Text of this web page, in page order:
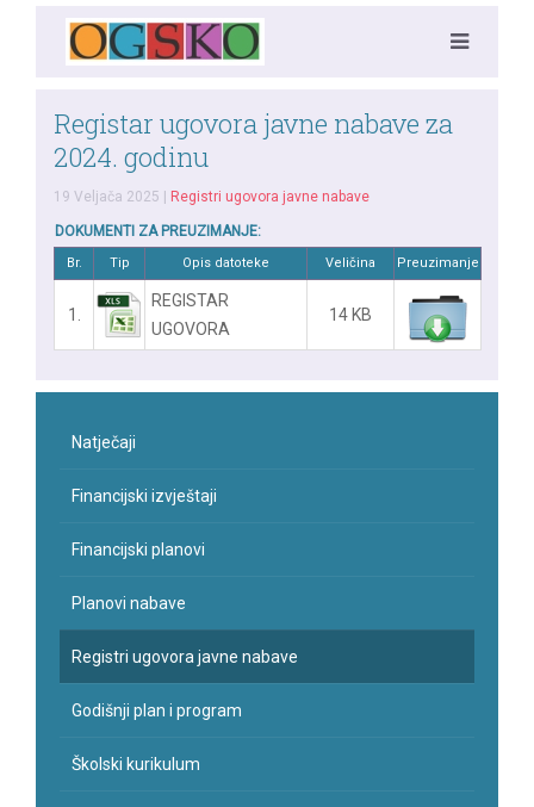
Registar ugovora javne nabave za
2024. godinu
19 Veljača 2025 Registri ugovora javne nabave
DOKUMENTI ZA PREUZIMANJE:
Br. Tip Opis datoteke Veličina Preuzimanje
1.
REGISTAR
UGOVORA
14 KB
Natječaji
Financijski izvještaji
Financijski planovi
Planovi nabave
Registri ugovora javne nabave
Godišnji plan i program
Školski kurikulum